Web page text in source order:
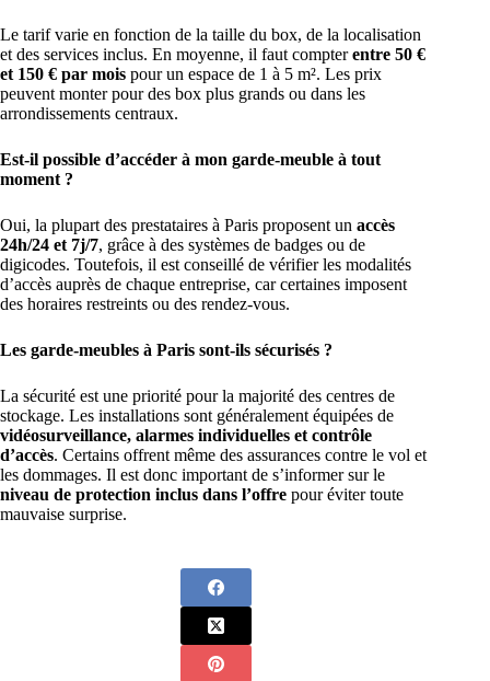
Le tarif varie en fonction de la taille du box, de la localisation
et des services inclus. En moyenne, il faut compterentre 50 €
et 150 € par mois pour un espace de 1 à 5 m². Les prix
peuvent monter pour des box plus grands ou dans les
arrondissements centraux.
Est-il possible d’accéder à mon garde-meuble à tout
moment ?
Oui, la plupart des prestataires à Paris proposent un accès
24h/24 et 7j/7, grâce à des systèmes de badges ou de
digicodes. Toutefois, il est conseillé de vérifier les modalités
d’accès auprès de chaque entreprise, car certaines imposent
des horaires restreints ou des rendez-vous.
Les garde-meubles à Paris sont-ils sécurisés ?
La sécurité est une priorité pour la majorité des centres de
stockage. Les installations sont généralement équipées de
vidéosurveillance, alarmes individuelles et contrôle
d’accès. Certains offrent même des assurances contre le vol et
les dommages. Il est donc important de s’informer sur le
niveau de protection inclus dans l’offre pour éviter toute
mauvaise surprise.